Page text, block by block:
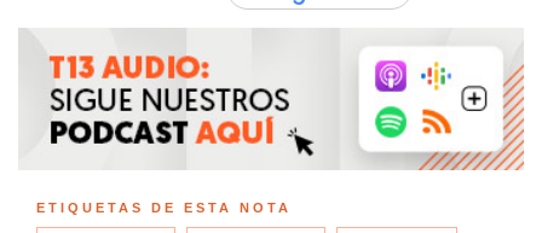
ETIQUETAS DE ESTA NOTA